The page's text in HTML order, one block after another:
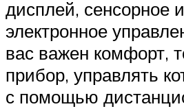
дисплей, сенсорное
электронное
вас важен комфорт,
прибор, управлять
с помощью